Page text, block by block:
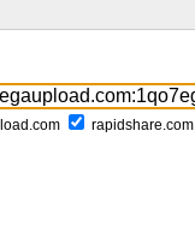
rapidshare.com